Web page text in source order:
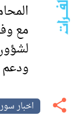
مع
ودعم
اخبار